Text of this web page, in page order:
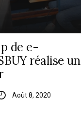
de e-
réalise un
Août 8, 2020